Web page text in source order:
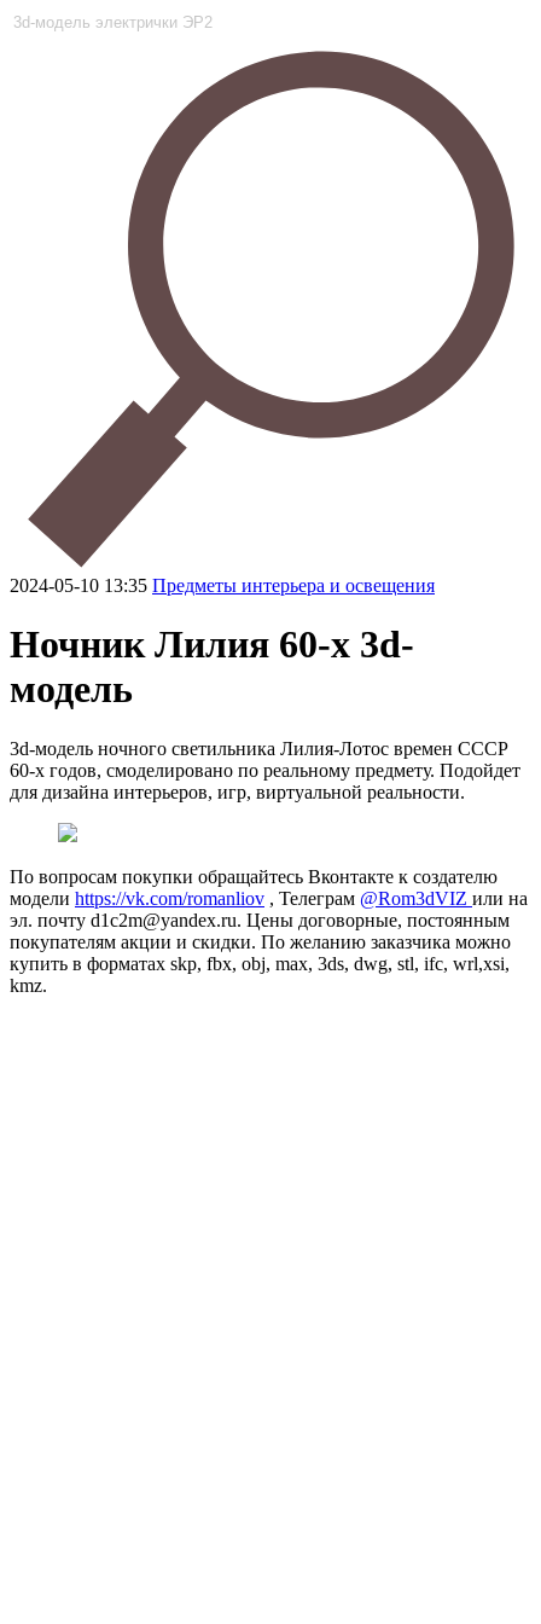
2024-05-10 13:35 Предметы интерьера и освещения
Ночник Лилия 60-х 3d-
модель
3d-модель ночного светильника Лилия-Лотос времен СССР
60-х годов, смоделировано по реальному предмету. Подойдет
для дизайна интерьеров, игр, виртуальной реальности.
По вопросам покупки обращайтесь Вконтакте к создателю
модели https://vk.com/romanliov , Телеграм @Rom3dVIZ или на
эл. почту d1c2m@yandex.ru. Цены договорные, постоянным
покупателям акции и скидки. По желанию заказчика можно
купить в форматах skp, fbx, obj, max, 3ds, dwg, stl, ifc, wrl,xsi,
kmz.